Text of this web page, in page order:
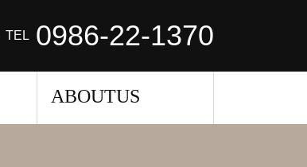
TEL 0986-22-1370
ABOUTUS